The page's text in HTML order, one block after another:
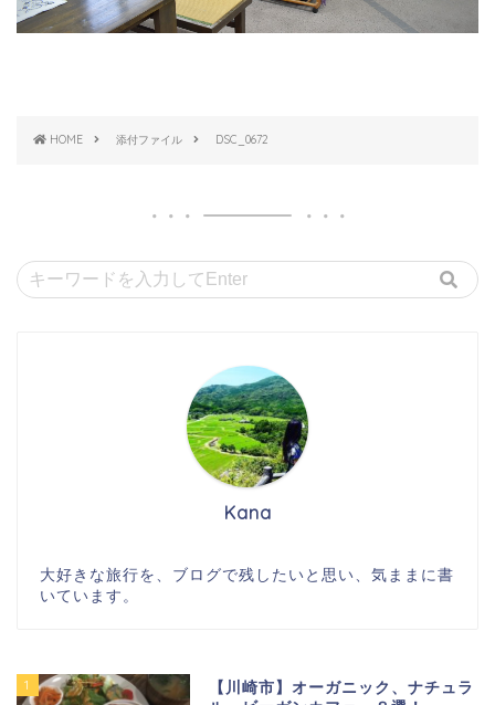
HOME 添付ファイル DSC_0672
Kana
大好きな旅行を、ブログで残したいと思い、気ままに書
いています。
1
【川崎市】オーガニック、ナチュラ